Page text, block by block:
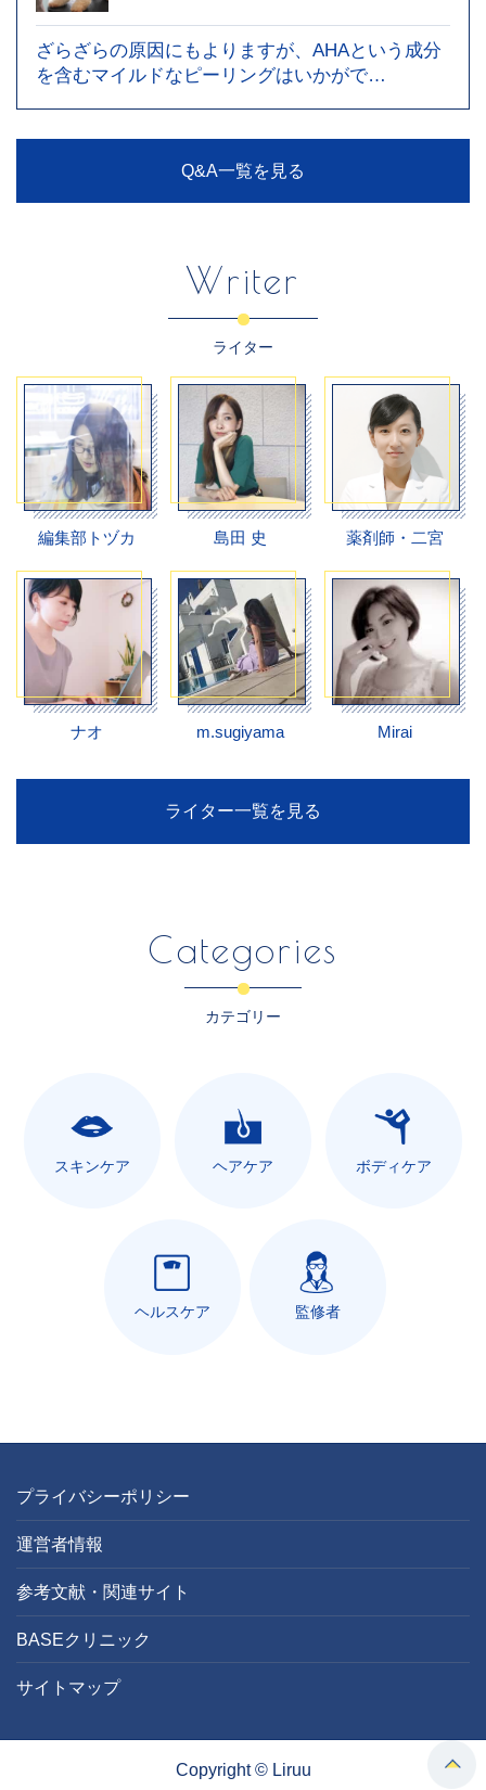
ざらざらの原因にもよりますが、AHAという成分
を含むマイルドなピーリングはいかがで…
Q&A一覧を見る
Writer
ライター
編集部トヅカ 島田 史 薬剤師・二宮
ナオ m.sugiyama Mirai
ライター一覧を見る
Categories
カテゴリー
スキンケア ヘアケア ボディケア
ヘルスケア 監修者
プライバシーポリシー
運営者情報
参考文献・関連サイト
BASEクリニック
サイトマップ
Copyright © Liruu